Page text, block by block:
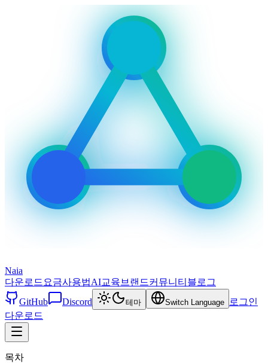
Naia
다운로드 요금사용법AI교육 브랜드커뮤니티 블로그
GitHub
Discord 테마 Switch Language
로그인
다운로드
목차